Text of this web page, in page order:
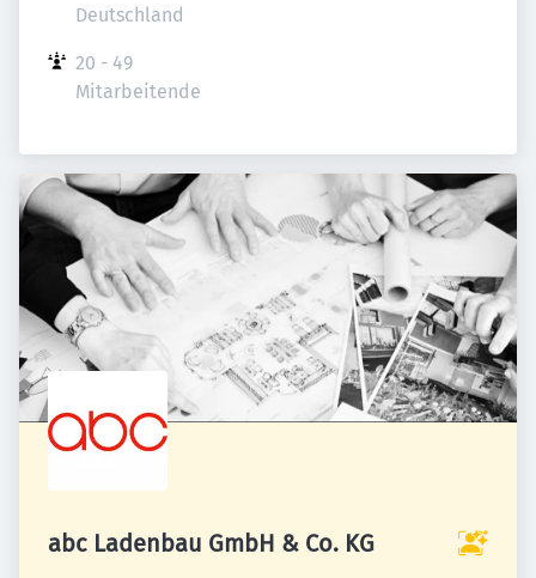
Deutschland
20 - 49
Mitarbeitende
abc Ladenbau GmbH & Co. KG